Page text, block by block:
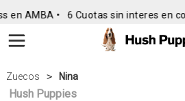
en AMBA • 6 Cuotas sin interes en
Zuecos Nina
Hush Puppies